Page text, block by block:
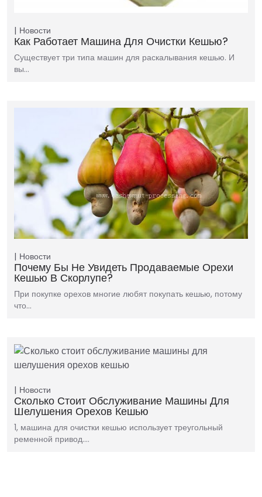
Новости
Как Работает Машина Для Очистки Кешью?
Существует три типа машин для раскалывания кешью. И
вы…
Новости
Почему Бы Не Увидеть Продаваемые Орехи
Кешью В Скорлупе?
При покупке орехов многие любят покупать кешью, потому
что…
Новости
Сколько Стоит Обслуживание Машины Для
Шелушения Орехов Кешью
1, машина для очистки кешью использует треугольный
ременной привод.…